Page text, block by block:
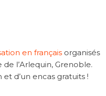
en français organisés
l’Arlequin, Grenoble.
d’un encas gratuits !